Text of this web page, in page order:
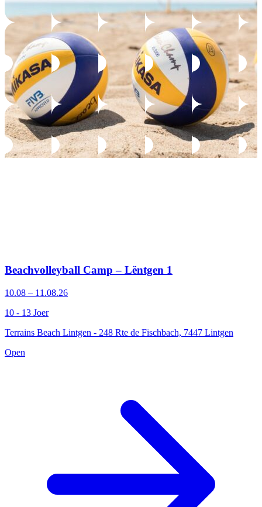
Beachvolleyball Camp – Lëntgen 1
10.08 – 11.08.26
10 - 13 Joer
Terrains Beach Lintgen - 248 Rte de Fischbach, 7447 Lintgen
Open